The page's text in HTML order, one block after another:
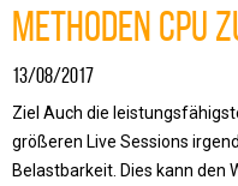
Methoden CPU
13/08/2017
Ziel Auch die
größeren Live Sessions
Belastbarkeit. Dies kann den